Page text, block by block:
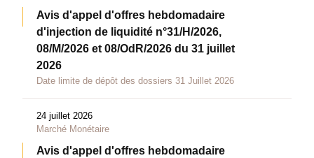
Avis d'appel d'offres hebdomadaire
d'injection de liquidité n°31/H/2026,
08/M/2026 et 08/OdR/2026 du 31 juillet
2026
Date limite de dépôt des dossiers 31 Juillet 2026
24 juillet 2026
Marché Monétaire
Avis d'appel d'offres hebdomadaire